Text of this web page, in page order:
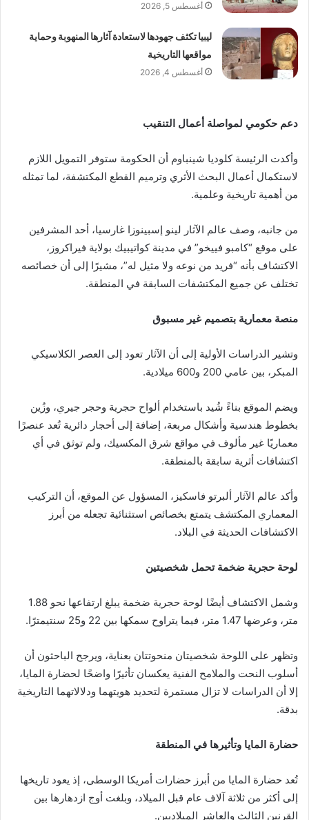
أغسطس 5, 2026
ليبيا تكثف جهودها لاستعادة آثارها المنهوبة وحماية
مواقعها التاريخية
أغسطس 4, 2026
دعم حكومي لمواصلة أعمال التنقيب
وأكدت الرئيسة كلوديا شينباوم أن الحكومة ستوفر التمويل اللازم
لاستكمال أعمال البحث الأثري وترميم القطع المكتشفة، لما تمثله
من أهمية تاريخية وعلمية.
من جانبه، وصف عالم الآثار لينو إسبينوزا غارسيا، أحد المشرفين
على موقع “كامبو فييخو” في مدينة كواتيبيك بولاية فيراكروز،
الاكتشاف بأنه “فريد من نوعه ولا مثيل له”، مشيرًا إلى أن خصائصه
تختلف عن جميع المكتشفات السابقة في المنطقة.
منصة معمارية بتصميم غير مسبوق
وتشير الدراسات الأولية إلى أن الآثار تعود إلى العصر الكلاسيكي
المبكر، بين عامي 200 و600 ميلادية.
ويضم الموقع بناءً شُيد باستخدام ألواح حجرية وحجر جيري، وزُين
بخطوط هندسية وأشكال مربعة، إضافة إلى أحجار دائرية تُعد عنصرًا
معماريًا غير مألوف في مواقع شرق المكسيك، ولم توثق في أي
اكتشافات أثرية سابقة بالمنطقة.
وأكد عالم الآثار ألبرتو فاسكيز، المسؤول عن الموقع، أن التركيب
المعماري المكتشف يتمتع بخصائص استثنائية تجعله من أبرز
الاكتشافات الحديثة في البلاد.
لوحة حجرية ضخمة تحمل شخصيتين
وشمل الاكتشاف أيضًا لوحة حجرية ضخمة يبلغ ارتفاعها نحو 1.88
متر، وعرضها 1.47 متر، فيما يتراوح سمكها بين 22 و25 سنتيمترًا.
وتظهر على اللوحة شخصيتان منحوتتان بعناية، ويرجح الباحثون أن
أسلوب النحت والملامح الفنية يعكسان تأثيرًا واضحًا لحضارة المايا،
إلا أن الدراسات لا تزال مستمرة لتحديد هويتهما ودلالاتهما التاريخية
بدقة.
حضارة المايا وتأثيرها في المنطقة
تُعد حضارة المايا من أبرز حضارات أمريكا الوسطى، إذ يعود تاريخها
إلى أكثر من ثلاثة آلاف عام قبل الميلاد، وبلغت أوج ازدهارها بين
القرنين الثالث والعاشر الميلاديين.